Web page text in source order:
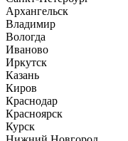
Архангельск
Владимир
Вологда
Иваново
Иркутск
Казань
Киров
Краснодар
Красноярск
Курск